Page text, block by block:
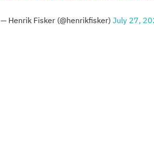
— Henrik Fisker (@henrikfisker) July 27,